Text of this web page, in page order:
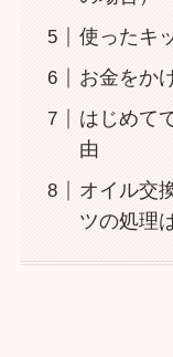
使ったキ
お金をか
はじめて
由
オイル交
ツの処理